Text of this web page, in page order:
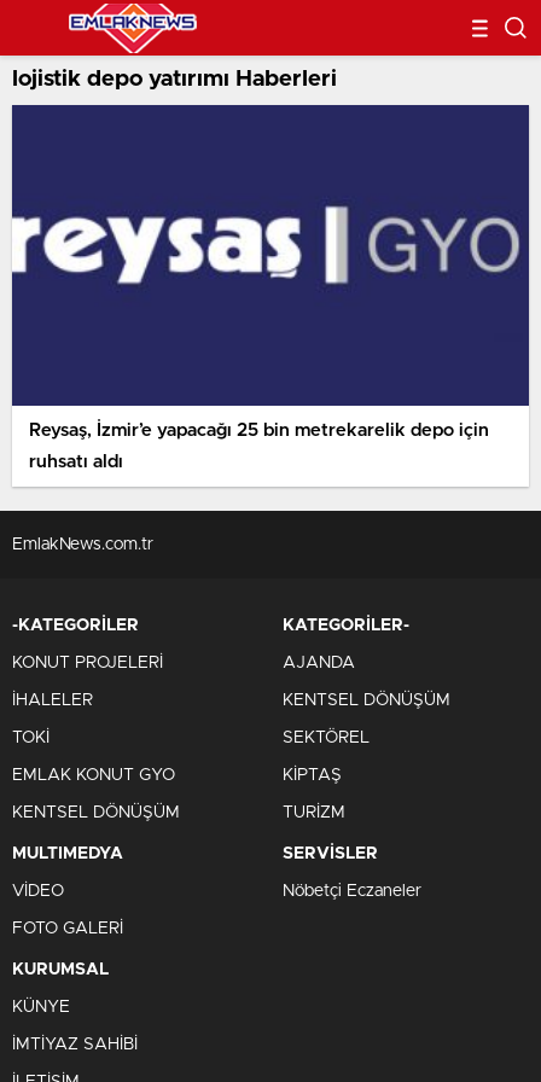
lojistik depo yatırımı Haberleri
Reysaş, İzmir’e yapacağı 25 bin metrekarelik depo için
ruhsatı aldı
EmlakNews.com.tr
-KATEGORİLER
KONUT PROJELERİ
İHALELER
TOKİ
EMLAK KONUT GYO
KENTSEL DÖNÜŞÜM
KATEGORİLER-
AJANDA
KENTSEL DÖNÜŞÜM
SEKTÖREL
KİPTAŞ
TURİZM
MULTIMEDYA
VİDEO
FOTO GALERİ
SERVİSLER
Nöbetçi Eczaneler
KURUMSAL
KÜNYE
İMTİYAZ SAHİBİ